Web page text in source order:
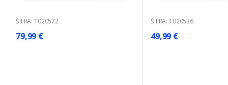
ŠIFRA: 1020572
79,99 €
ŠIFRA: 1020536
49,99 €